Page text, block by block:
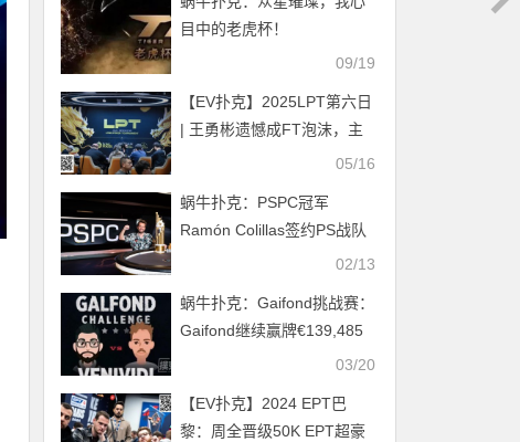
目中的老虎杯！
09/19
【EV扑克】2025LPT第六日
| 王勇彬遗憾成FT泡沫，主
赛事九强诞生，李栋再夺
家即将揭晓！
05/16
蜗牛扑克：PSPC冠军
Ramón Colillas签约PS战队
02/13
蜗牛扑克：Gaifond挑战赛：
Gaifond继续赢牌€139,485
03/20
【EV扑克】2024 EPT巴
黎：周全晋级50K EPT超豪